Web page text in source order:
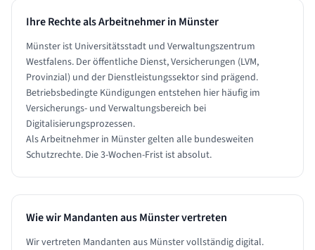
Ihre Rechte als Arbeitnehmer in Münster
Münster ist Universitätsstadt und Verwaltungszentrum
Westfalens. Der öffentliche Dienst, Versicherungen (LVM,
Provinzial) und der Dienstleistungssektor sind prägend.
Betriebsbedingte Kündigungen entstehen hier häufig im
Versicherungs- und Verwaltungsbereich bei
Digitalisierungsprozessen.
Als Arbeitnehmer in Münster gelten alle bundesweiten
Schutzrechte. Die 3-Wochen-Frist ist absolut.
Wie wir Mandanten ausMünstervertreten
Wir vertreten Mandanten aus Münster vollständig digital.